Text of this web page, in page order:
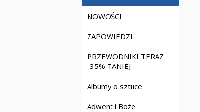
NOWOŚCI
ZAPOWIEDZI
PRZEWODNIKI TERAZ
-35% TANIEJ
Albumy o sztuce
Adwent i Boże